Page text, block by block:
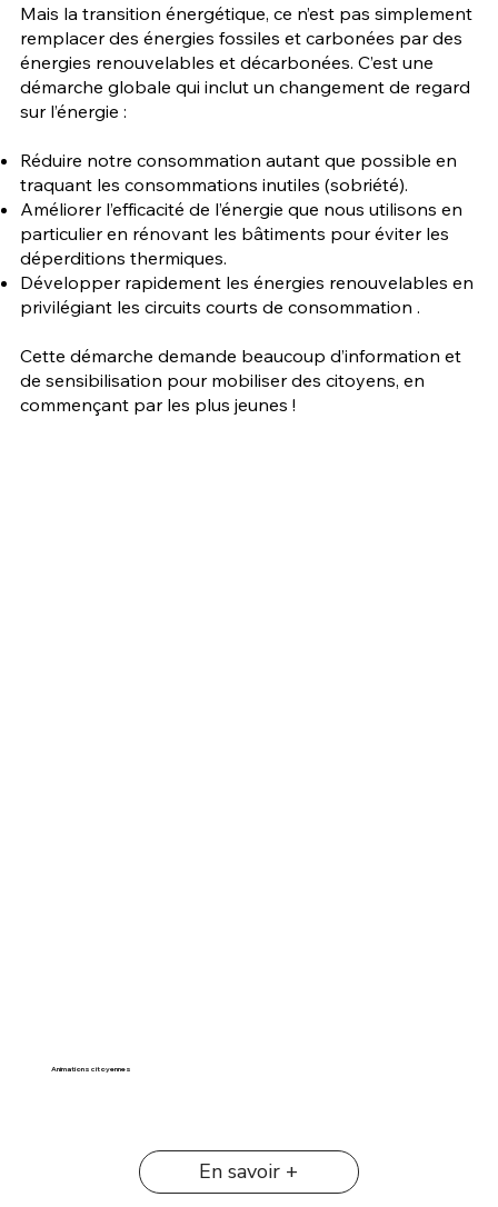
Mais la transition énergétique, ce n’est pas simplement
remplacer des énergies fossiles et carbonées par des
énergies renouvelables et décarbonées. C’est une
démarche globale qui inclut un changement de regard
sur l’énergie :
Réduire notre consommation autant que possible en
traquant les consommations inutiles (sobriété).
Améliorer l’efficacité de l’énergie que nous utilisons en
particulier en rénovant les bâtiments pour éviter les
déperditions thermiques.
Développer rapidement les énergies renouvelables en
privilégiant les circuits courts de consommation .
Cette démarche demande beaucoup d’information et
de sensibilisation pour mobiliser des citoyens, en
commençant par les plus jeunes !
En savoir +
Animations citoyennes